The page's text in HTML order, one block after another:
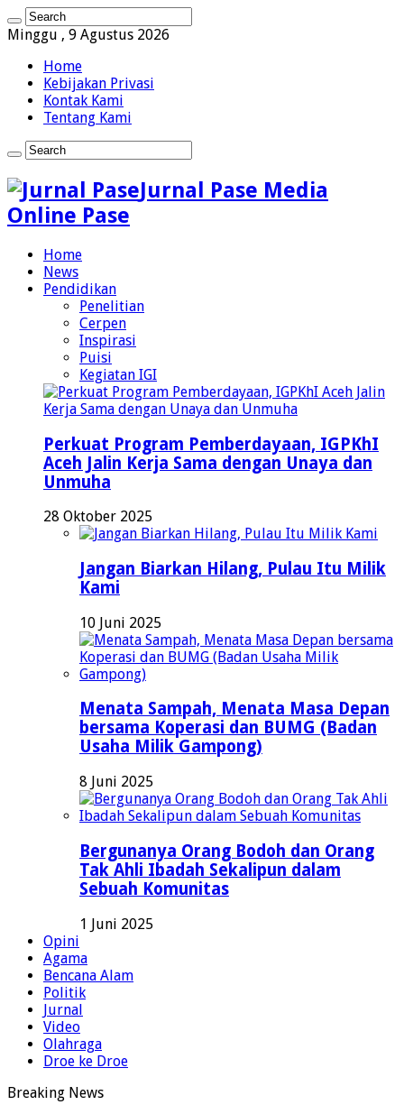
Minggu , 9 Agustus 2026
Home
Kebijakan Privasi
Kontak Kami
Tentang Kami
Jurnal Pase Media
Online Pase
Home
News
Pendidikan
Penelitian
Cerpen
Inspirasi
Puisi
Kegiatan IGI
Perkuat Program Pemberdayaan, IGPKhI
Aceh Jalin Kerja Sama dengan Unaya dan
Unmuha
28 Oktober 2025
Jangan Biarkan Hilang, Pulau Itu Milik
Kami
10 Juni 2025
Menata Sampah, Menata Masa Depan
bersama Koperasi dan BUMG (Badan
Usaha Milik Gampong)
8 Juni 2025
Bergunanya Orang Bodoh dan Orang
Tak Ahli Ibadah Sekalipun dalam
Sebuah Komunitas
1 Juni 2025
Opini
Agama
Bencana Alam
Politik
Jurnal
Video
Olahraga
Droe ke Droe
Breaking News